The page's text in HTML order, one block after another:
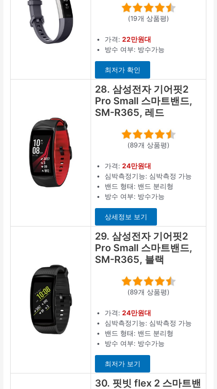
(19개 상품평)
가격:22만원대
방수 여부: 방수가능
최저가 확인
28. 삼성전자 기어핏2
Pro Small 스마트밴드,
SM-R365, 레드
(89개 상품평)
가격:24만원대
심박측정기능: 심박측정 가능
밴드 형태: 밴드 분리형
방수 여부: 방수가능
상세정보 보기
29. 삼성전자 기어핏2
Pro Small 스마트밴드,
SM-R365, 블랙
(89개 상품평)
가격:24만원대
심박측정기능: 심박측정 가능
밴드 형태: 밴드 분리형
방수 여부: 방수가능
최저가 보기
30. 핏빗 flex 2 스마트밴